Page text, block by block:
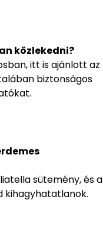
közlekedni?
itt is ajánlott az
biztonságos
sütemény, és a
kihagyhatatlanok.